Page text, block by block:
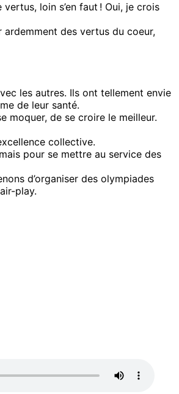
loin s’en faut ! Oui, je crois
des vertus du coeur,
les autres. Ils ont tellement envie
de leur santé.
moquer, de se croire le meilleur.
collective.
pour se mettre au service des
d’organiser des olympiades
play.